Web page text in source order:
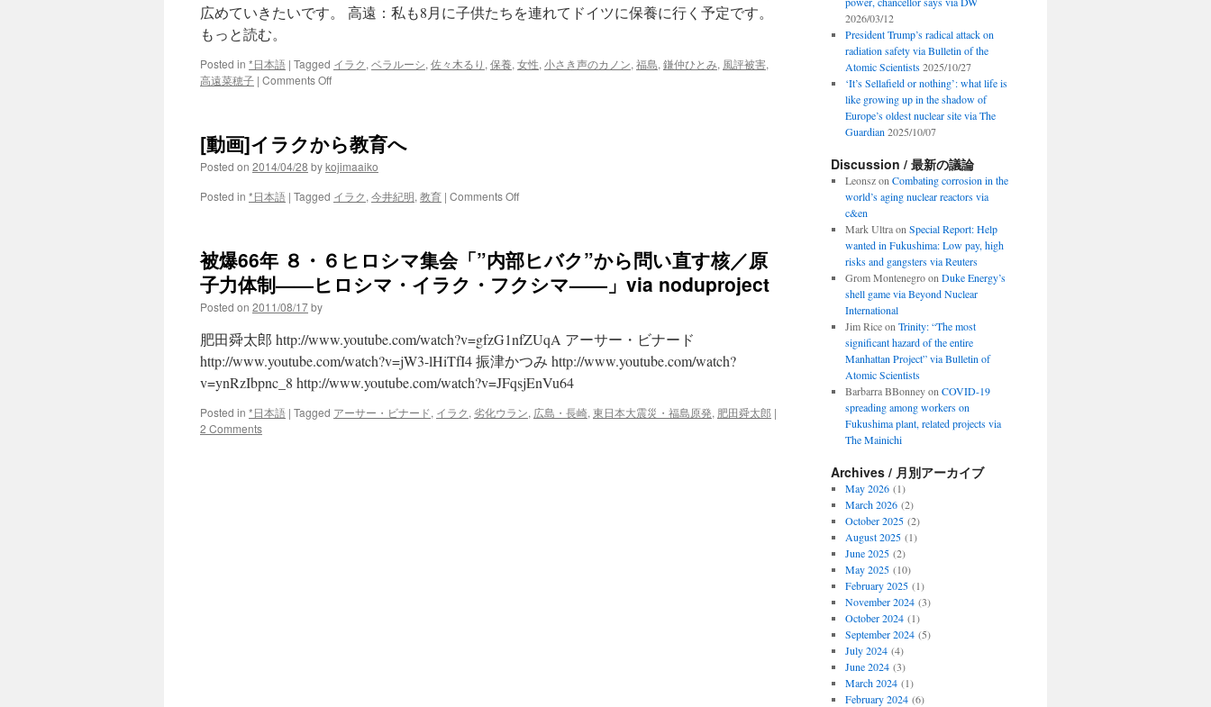
広めていきたいです。 高遠：私も8月に子供たちを連れてドイツに保養に行く予定です。
もっと読む。
Posted in *日本語 | Tagged イラク, ベラルーシ, 佐々木るり , 保養, 女性, 小さき声のカノン, 福島, 鎌仲ひとみ, 風評被害,
高遠菜穂子 | Comments Offon
と
み
監
督
声
の
カ
日
と
ベ
ル
[動画]イラクから教育へ
Posted on 2014/04/28 bykojimaaiko
Posted in *日本語 | Tagged イラク, 今井紀明, 教育 | Comments Offon
ラ
ク
か
育
へ
被爆66年 ８・６ヒロシマ集会「”内部ヒバク”から問い直す核／原
子力体制——ヒロシマ・イラク・フクシマ——」via noduproject
Posted on 2011/08/17by
肥田舜太郎 http://www.youtube.com/watch?v=gfzG1nfZUqA アーサー・ビナード
http://www.youtube.com/watch?v=jW3-lHiTfI4 振津かつみ http://www.youtube.com/watch?
v=ynRzIbpnc_8 http://www.youtube.com/watch?v=JFqsjEnVu64
Posted in *日本語 | Tagged アーサー・ビナード, イラク, 劣化ウラン, 広島・長崎, 東日本大震災・福島原発, 肥田舜太郎 |
2 Comments
2026/03/12
President Trump’s radical attack on
radiation safety via Bulletin of the
Atomic Scientists 2025/10/27
‘It’s Sellafield or nothing’: what life is
like growing up in the shadow of
Europe’s oldest nuclear site via The
Guardian 2025/10/07
Discussion / 最新の議論
Leonszon Combating corrosion in the
world’s aging nuclear reactors via
c&en
Mark Ultraon Special Report: Help
wanted in Fukushima: Low pay, high
risks and gangsters via Reuters
Grom Montenegroon Duke Energy’s
shell game via Beyond Nuclear
International
Jim Riceon Trinity: “The most
significant hazard of the entire
Manhattan Project” via Bulletin of
Atomic Scientists
Barbarra BBonneyon COVID-19
spreading among workers on
Fukushima plant, related projects via
The Mainichi
Archives / 月別アーカイブ
May 2026(1)
March 2026(2)
October 2025(2)
August 2025(1)
June 2025(2)
May 2025(10)
February 2025(1)
November 2024(3)
October 2024(1)
September 2024(5)
July 2024(4)
June 2024(3)
March 2024(1)
February 2024(6)